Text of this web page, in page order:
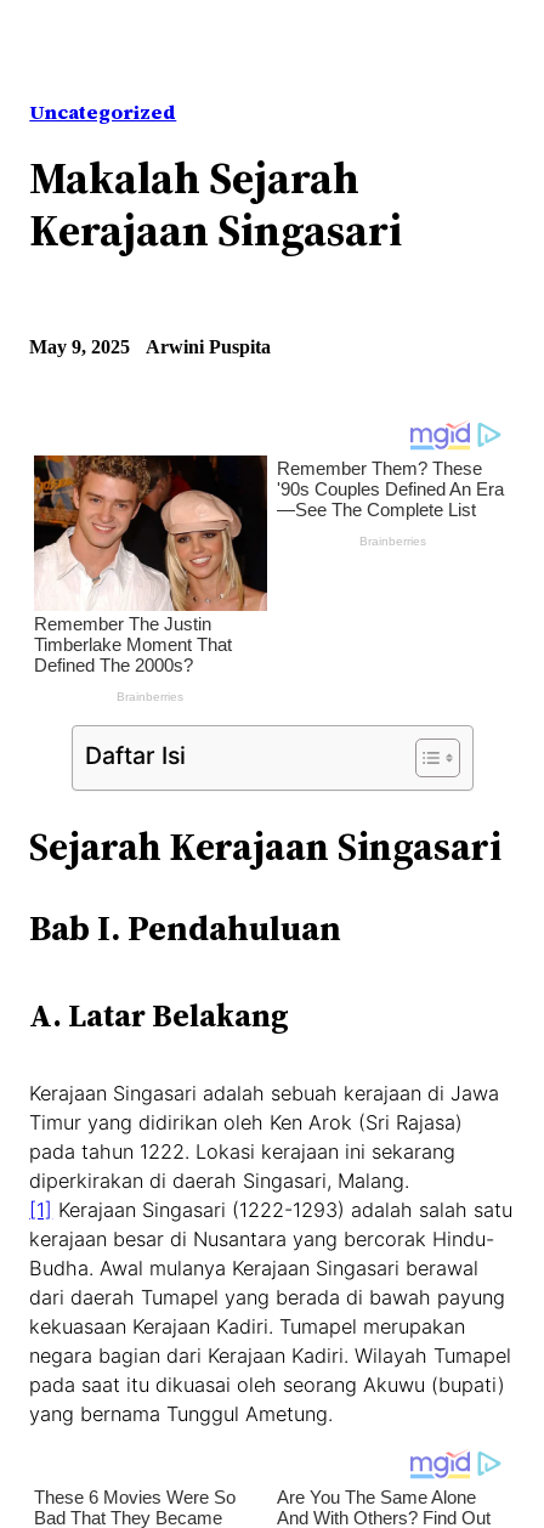
Uncategorized
Makalah Sejarah
Kerajaan Singasari
May 9, 2025 Arwini Puspita
Daftar Isi
Sejarah Kerajaan Singasari
Bab I. Pendahuluan
A. Latar Belakang
Kerajaan Singasari adalah sebuah kerajaan di Jawa
Timur yang didirikan oleh Ken Arok (Sri Rajasa)
pada tahun 1222. Lokasi kerajaan ini sekarang
diperkirakan di daerah Singasari, Malang.
[1] Kerajaan Singasari (1222-1293) adalah salah satu
kerajaan besar di Nusantara yang bercorak Hindu-
Budha. Awal mulanya Kerajaan Singasari berawal
dari daerah Tumapel yang berada di bawah payung
kekuasaan Kerajaan Kadiri. Tumapel merupakan
negara bagian dari Kerajaan Kadiri. Wilayah Tumapel
pada saat itu dikuasai oleh seorang Akuwu (bupati)
yang bernama Tunggul Ametung.